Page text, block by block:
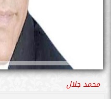
محمد جلال